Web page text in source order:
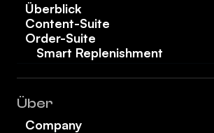
Überblick
Content-Suite
Order-Suite
Smart Replenishment
Über
Company